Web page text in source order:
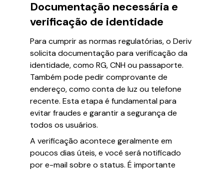
Documentação necessária e
verificação de identidade
Para cumprir as normas regulatórias, o Deriv
solicita documentação para verificação da
identidade, como RG, CNH ou passaporte.
Também pode pedir comprovante de
endereço, como conta de luz ou telefone
recente. Esta etapa é fundamental para
evitar fraudes e garantir a segurança de
todos os usuários.
A verificação acontece geralmente em
poucos dias úteis, e você será notificado
por e-mail sobre o status. É importante